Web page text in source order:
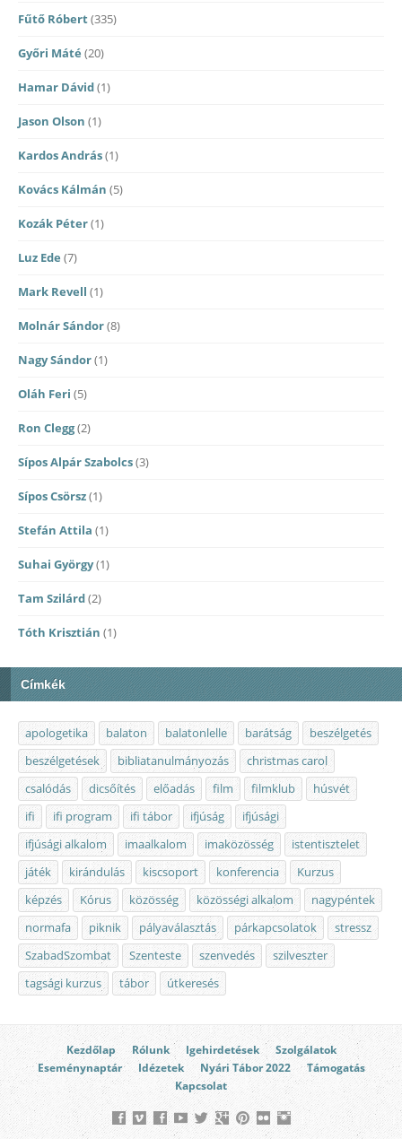
Fűtő Róbert(335)
Győri Máté (20)
Hamar Dávid(1)
Jason Olson (1)
Kardos András(1)
Kovács Kálmán (5)
Kozák Péter(1)
Luz Ede (7)
Mark Revell (1)
Molnár Sándor(8)
Nagy Sándor(1)
Oláh Feri (5)
Ron Clegg(2)
Sípos Alpár Szabolcs(3)
Sípos Csörsz(1)
Stefán Attila (1)
Suhai György(1)
Tam Szilárd(2)
Tóth Krisztián (1)
Címkék
apologetika balaton balatonlelle barátság
beszélgetés
beszélgetések
bibliatanulmányozás
christmas carol
csalódás
dicsőítés előadás film filmklub
húsvét
ifi
ifi program ifi tábor ifjúság
ifjúsági
ifjúsági alkalom
imaalkalom imaközösség
istentisztelet
játék
kirándulás kiscsoport konferencia
Kurzus
képzés
Kórus közösség közösségi alkalom
nagypéntek
normafa
piknik pályaválasztás párkapcsolatok
stressz
SzabadSzombat
Szenteste szenvedés
szilveszter
tagsági kurzus
tábor útkeresés
Kezdőlap Rólunk Igehirdetések
Szolgálatok
Eseménynaptár
Idézetek Nyári Tábor 2022
Támogatás
Kapcsolat